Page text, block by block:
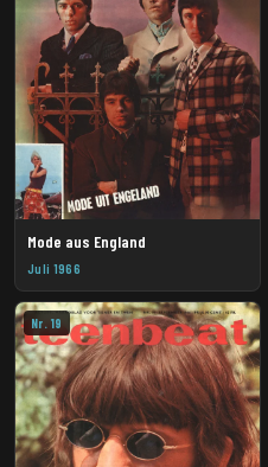
Mode aus England
Juli 1966
Nr. 19